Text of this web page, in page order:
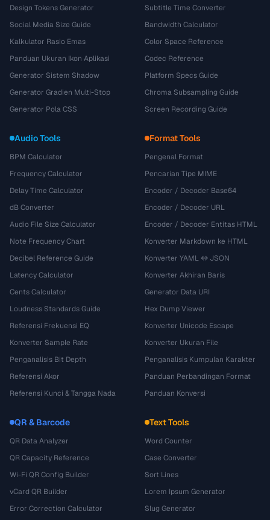
Design Tokens Generator
Social Media Size Guide
Kalkulator Rasio Emas
Panduan Ukuran Ikon Aplikasi
Generator Sistem Shadow
Generator Gradien Multi-Stop
Generator Pola CSS
Subtitle Time Converter
Bandwidth Calculator
Color Space Reference
Codec Reference
Platform Specs Guide
Chroma Subsampling Guide
Screen Recording Guide
Audio Tools
BPM Calculator
Frequency Calculator
Delay Time Calculator
dB Converter
Audio File Size Calculator
Note Frequency Chart
Decibel Reference Guide
Latency Calculator
Cents Calculator
Loudness Standards Guide
Referensi Frekuensi EQ
Konverter Sample Rate
Penganalisis Bit Depth
Referensi Akor
Referensi Kunci & Tangga Nada
Format Tools
Pengenal Format
Pencarian Tipe MIME
Encoder / Decoder Base64
Encoder / Decoder URL
Encoder / Decoder Entitas HTML
Konverter Markdown ke HTML
Konverter YAML ↔ JSON
Konverter Akhiran Baris
Generator Data URI
Hex Dump Viewer
Konverter Unicode Escape
Konverter Ukuran File
Penganalisis Kumpulan Karakter
Panduan Perbandingan Format
Panduan Konversi
QR & Barcode
QR Data Analyzer
QR Capacity Reference
Wi-Fi QR Config Builder
vCard QR Builder
Error Correction Calculator
Text Tools
Word Counter
Case Converter
Sort Lines
Lorem Ipsum Generator
Slug Generator